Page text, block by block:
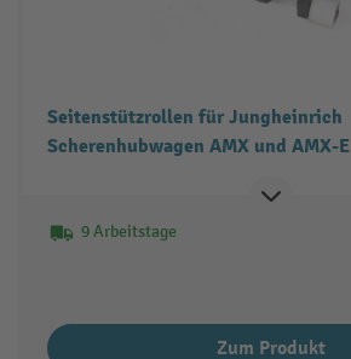
Seitenstützrollen für Jungheinrich
Scherenhubwagen AMX und AMX-E
9 Arbeitstage
Zum Produkt